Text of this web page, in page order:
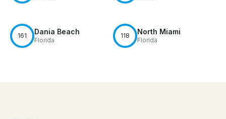
161 Dania Beach
Florida
118 North Miami
Florida